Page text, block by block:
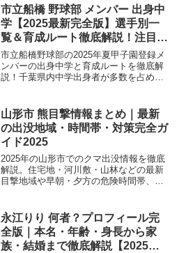
ば、良い仲間と共に、素晴らしい人生を
歩んでいけます。
市立船橋 野球部 メンバー 出身中
学【2025最新完全版】選手別一
覧＆育成ルート徹底解説！注目選
手トップ5も紹介
市立船橋野球部の2025年夏甲子園登録メ
ンバーの出身中学と育成ルートを徹底解
説！千葉県内中学出身者が多数を占める
山形市 熊目撃情報まとめ｜最新
の出没地域・時間帯・対策完全ガ
イド2025
2025年の山形市でのクマ出没情報を徹底
解説。住宅地・河川敷・山林などの最新
目撃地域や早朝・夕方の危険時間帯、市
ます。
永江りり 何者？プロフィール完
全版｜本名・年齢・身長から家
族・結婚まで徹底解説【2025最